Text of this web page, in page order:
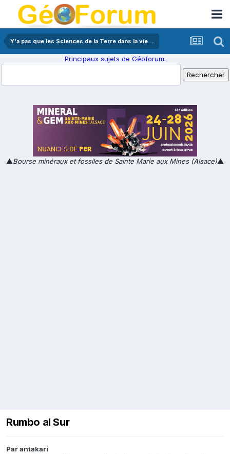
Y'a pas que les Sciences de la Terre dans la vie...
Principaux sujets de Géoforum.
▲Bourse minéraux et fossiles de Sainte Marie aux Mines (Alsace)▲
Rumbo al Sur
Parantakari